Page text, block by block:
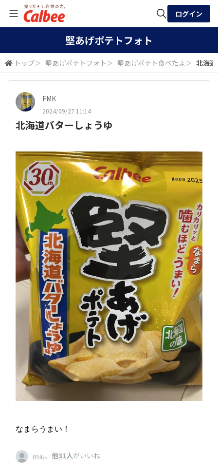
検索
ログイン
堅あげポテトフォト
トップ＞ 堅あげポテトフォト ＞ 堅あげポテト食べたよ ＞ 北海
FMK
2024/09/27 11:14
北海道バターしょうゆ
なまらうまい！
miu、 他31人がいいね